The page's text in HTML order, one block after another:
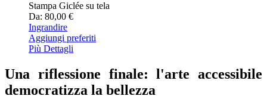
Stampa Giclée su tela
Da: 80,00 €
Ingrandire
Aggiungi preferiti
Più Dettagli
Una riflessione finale: l'arte accessibile
democratizza la bellezza